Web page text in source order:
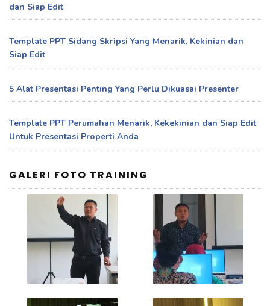
dan Siap Edit
Template PPT Sidang Skripsi Yang Menarik, Kekinian dan
Siap Edit
5 Alat Presentasi Penting Yang Perlu Dikuasai Presenter
Template PPT Perumahan Menarik, Kekekinian dan Siap Edit
Untuk Presentasi Properti Anda
GALERI FOTO TRAINING